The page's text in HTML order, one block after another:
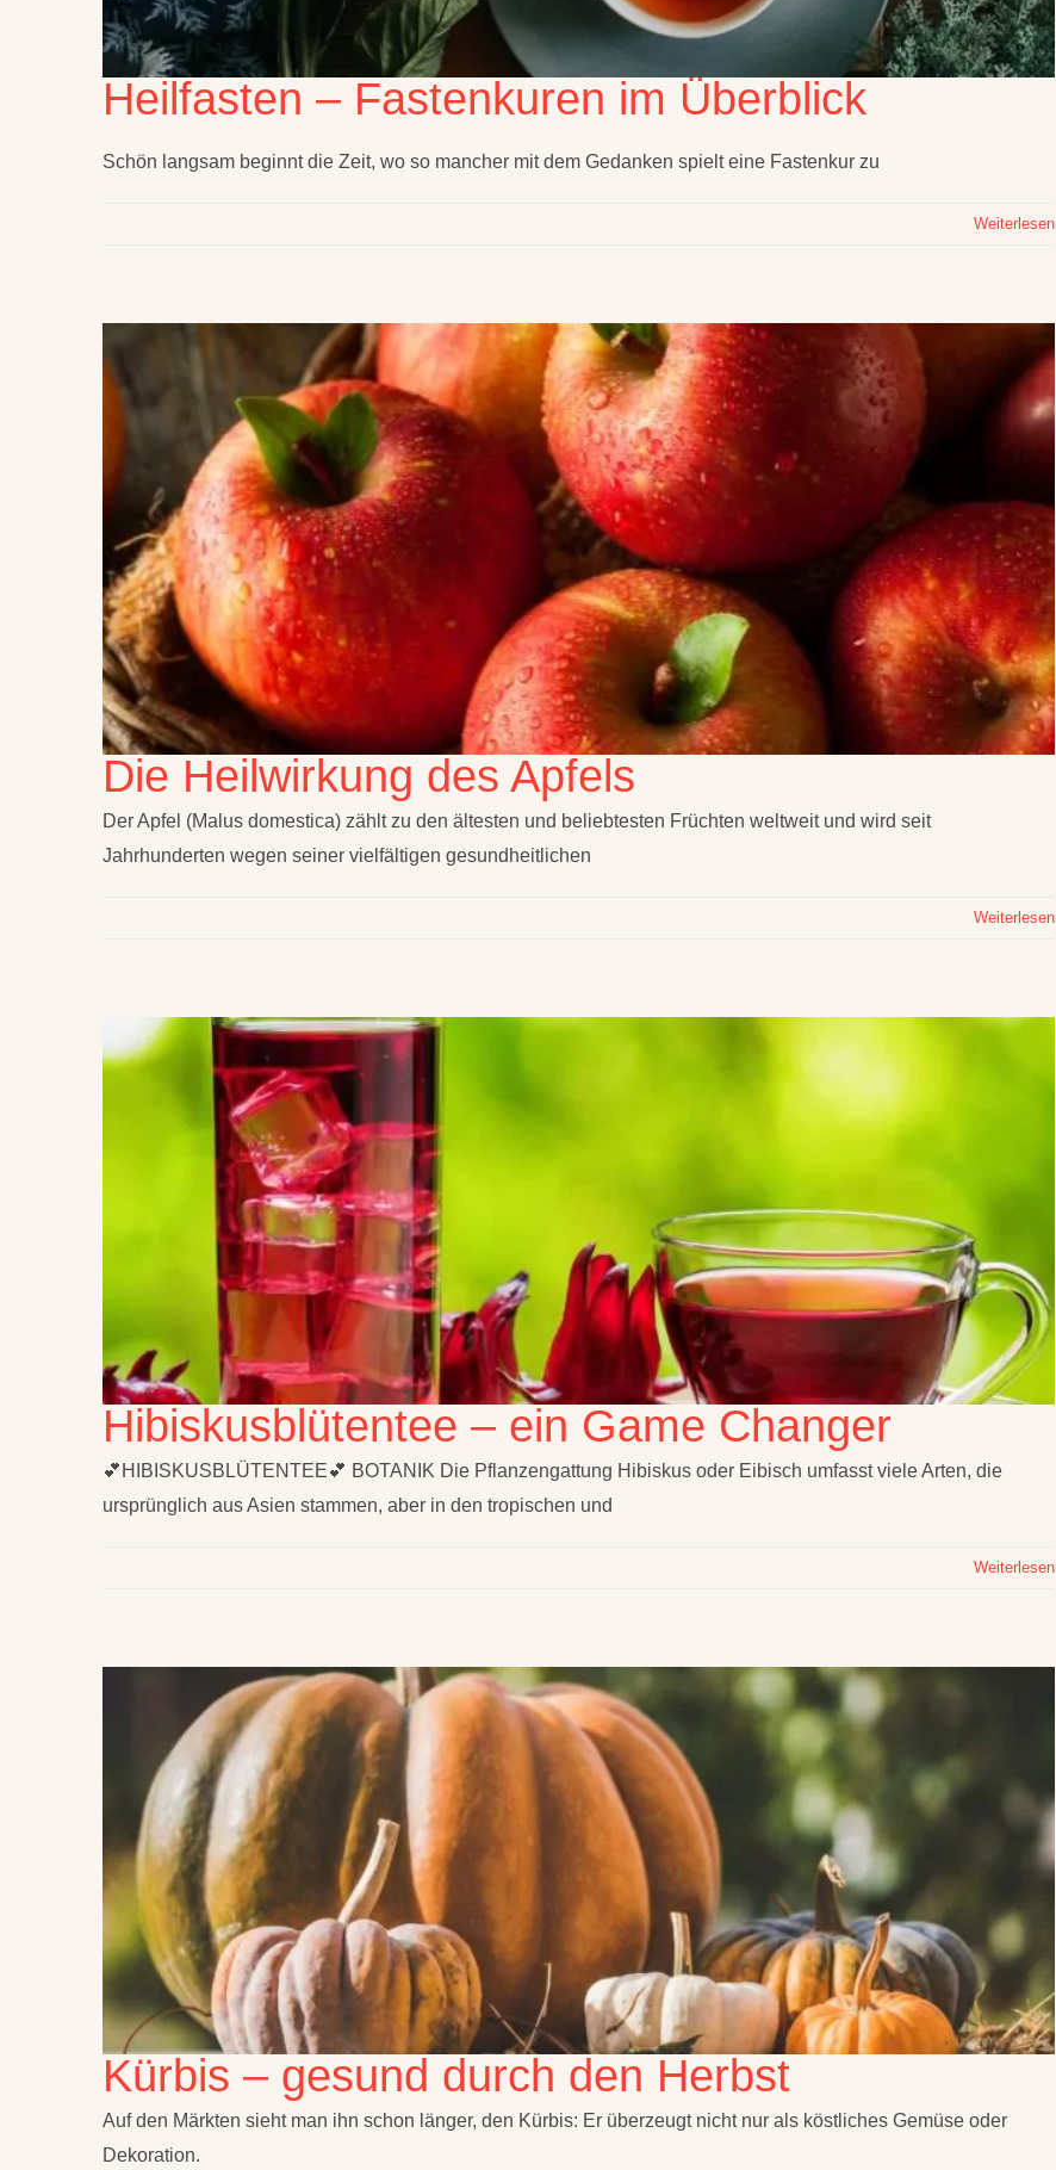
Heilfasten – Fastenkuren im Überblick
Schön langsam beginnt die Zeit, wo so mancher mit dem Gedanken spielt eine Fastenkur zu
Weiterlesen
Die Heilwirkung des Apfels
Der Apfel (Malus domestica) zählt zu den ältesten und beliebtesten Früchten weltweit und wird seit
Jahrhunderten wegen seiner vielfältigen gesundheitlichen
Weiterlesen
Hibiskusblütentee – ein Game Changer
💕HIBISKUSBLÜTENTEE💕 BOTANIK Die Pflanzengattung Hibiskus oder Eibisch umfasst viele Arten, die
ursprünglich aus Asien stammen, aber in den tropischen und
Weiterlesen
Kürbis – gesund durch den Herbst
Auf den Märkten sieht man ihn schon länger, den Kürbis: Er überzeugt nicht nur als köstliches Gemüse oder
Dekoration.